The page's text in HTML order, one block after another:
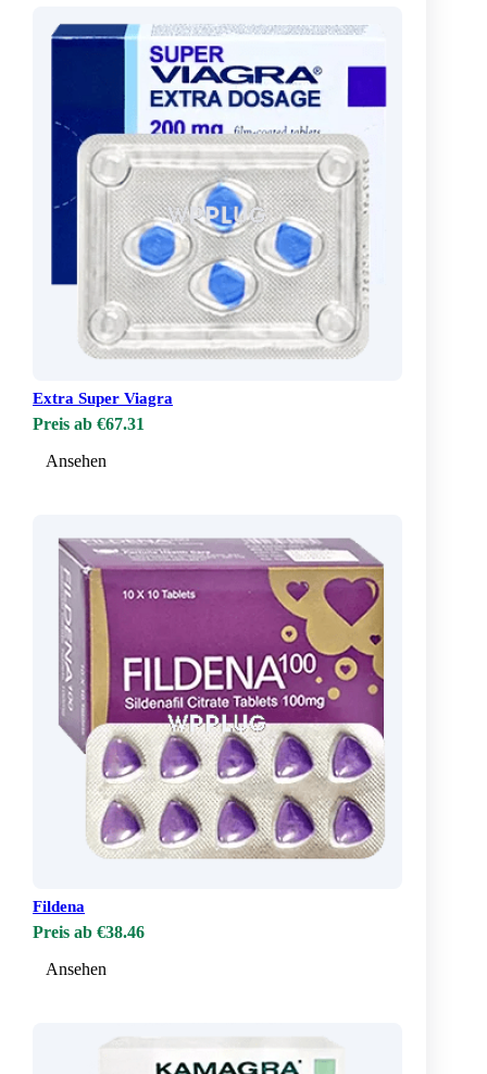
Extra Super Viagra
Preis ab €67.31
Ansehen
Fildena
Preis ab €38.46
Ansehen